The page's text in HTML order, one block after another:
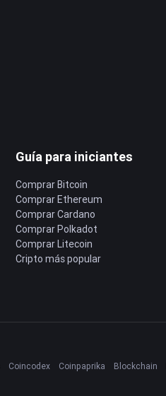
Guía para iniciantes
Comprar Bitcoin
Comprar Ethereum
Comprar Cardano
Comprar Polkadot
Comprar Litecoin
Cripto más popular
Coincodex Coinpaprika Blockchain